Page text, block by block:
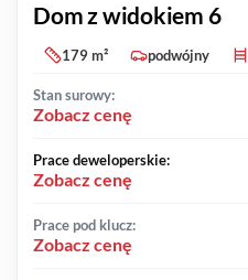
Dom z widokiem 6
179 m² podwójny
Stan surowy:
Zobacz cenę
Prace deweloperskie:
Zobacz cenę
Prace pod klucz:
Zobacz cenę